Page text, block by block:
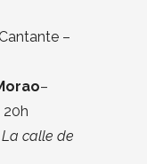
–
–
20h
La calle de